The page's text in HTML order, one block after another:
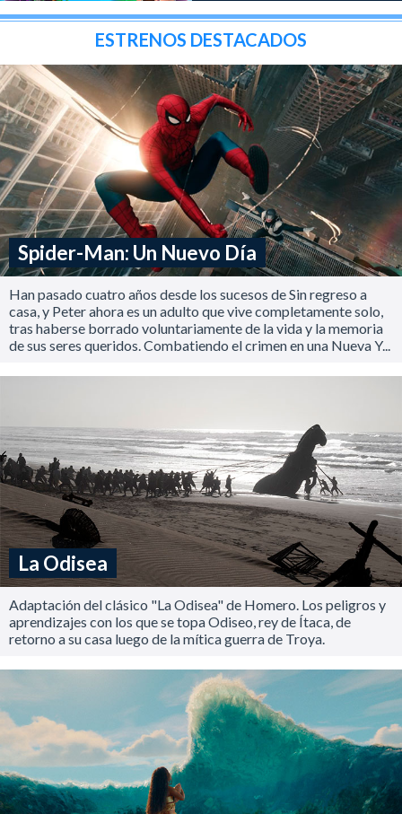
ESTRENOS DESTACADOS
Spider-Man: Un Nuevo Día
Han pasado cuatro años desde los sucesos de Sin regreso a
casa, y Peter ahora es un adulto que vive completamente solo,
tras haberse borrado voluntariamente de la vida y la memoria
de sus seres queridos. Combatiendo el crimen en una Nueva Y...
La Odisea
Adaptación del clásico "La Odisea" de Homero. Los peligros y
aprendizajes con los que se topa Odiseo, rey de Ítaca, de
retorno a su casa luego de la mítica guerra de Troya.